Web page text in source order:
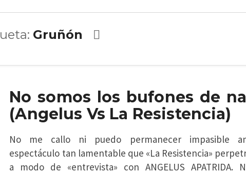
Gruñón
No somos los bufones de
(Angelus Vs La Resistencia)
No me callo ni puedo permanecer impasible
espectáculo tan lamentable que «La Resistencia»
a modo de «entrevista» con ANGELUS APATRIDA.